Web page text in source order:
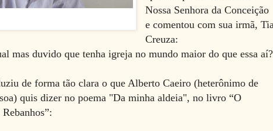
Nossa Senhora da Conceição
e comentou com sua irmã, Tia
Creuza:
mas duvido que tenha igreja no mundo maior do que essa aí?
de forma tão clara o que Alberto Caeiro (heterônimo de
quis dizer no poema "Da minha aldeia", no livro “O